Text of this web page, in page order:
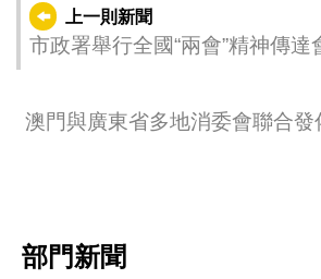
上一則新聞
市政署舉行全國“兩會”精神傳達
澳門與廣東省多地消委會聯合發
部門新聞